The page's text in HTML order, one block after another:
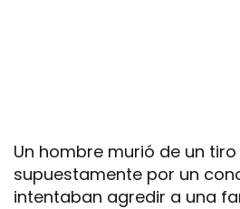
Un hombre murió de un
supuestamente por un
intentaban agredir a una